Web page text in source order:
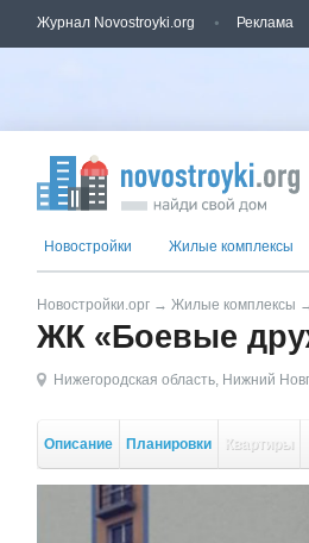
Журнал Novostroyki.org Реклама
Новостройки Жилые комплексы
Новостройки.орг → Жилые комплексы
ЖК «Боевые
Нижегородская область, Нижний
Описание Планировки Квартиры